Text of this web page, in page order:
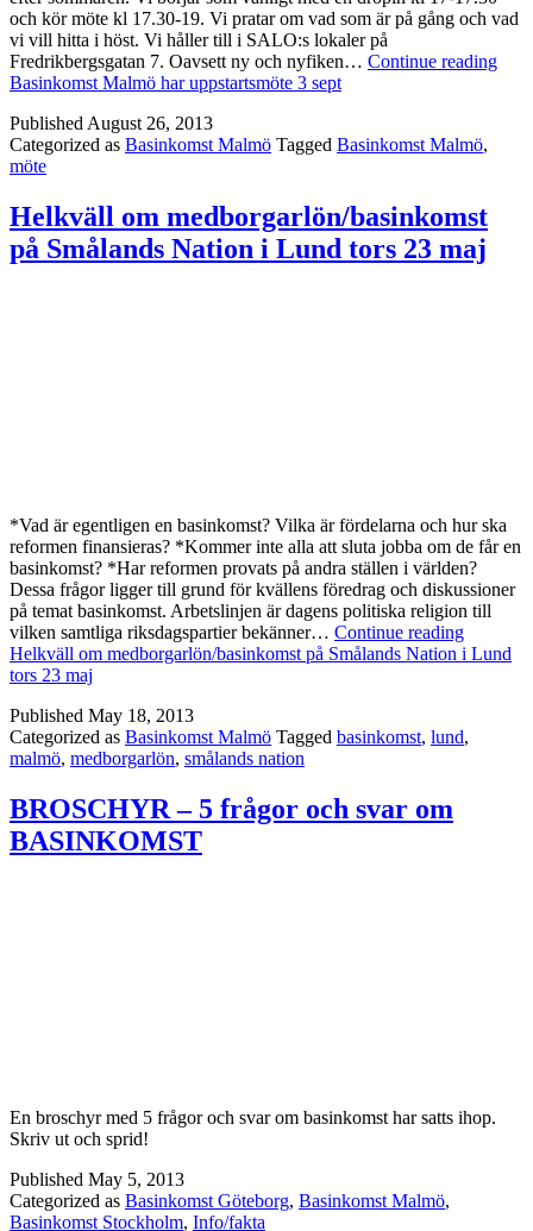
och kör möte kl 17.30-19. Vi pratar om vad som är på gång och vad
vi vill hitta i höst. Vi håller till i SALO:s lokaler på
Fredrikbergsgatan 7. Oavsett ny och nyfiken… Continue reading
Basinkomst Malmö har uppstartsmöte 3 sept
Published August 26, 2013
Categorized as Basinkomst Malmö Tagged Basinkomst Malmö,
möte
Helkväll om medborgarlön/basinkomst
på Smålands Nation i Lund tors 23 maj
*Vad är egentligen en basinkomst? Vilka är fördelarna och hur ska
reformen finansieras? *Kommer inte alla att sluta jobba om de får en
basinkomst? *Har reformen provats på andra ställen i världen?
Dessa frågor ligger till grund för kvällens föredrag och diskussioner
på temat basinkomst. Arbetslinjen är dagens politiska religion till
vilken samtliga riksdagspartier bekänner… Continue reading
Helkväll om medborgarlön/basinkomst på Smålands Nation i Lund
tors 23 maj
Published May 18, 2013
Categorized as Basinkomst Malmö Tagged basinkomst, lund,
malmö, medborgarlön, smålands nation
BROSCHYR – 5 frågor och svar om
BASINKOMST
En broschyr med 5 frågor och svar om basinkomst har satts ihop.
Skriv ut och sprid!
Published May 5, 2013
Categorized as Basinkomst Göteborg, Basinkomst Malmö,
Basinkomst Stockholm, Info/fakta